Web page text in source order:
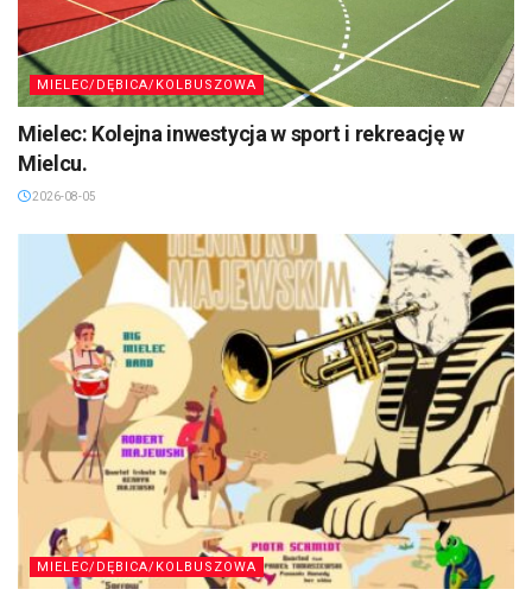
MIELEC/DĘBICA/KOLBUSZOWA
Mielec: Kolejna inwestycja w sport i rekreację w
Mielcu.
2026-08-05
MIELEC/DĘBICA/KOLBUSZOWA